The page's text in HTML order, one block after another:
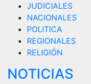
JUDICIALES
NACIONALES
POLITICA
REGIONALES
RELIGIÓN
NOTICIAS